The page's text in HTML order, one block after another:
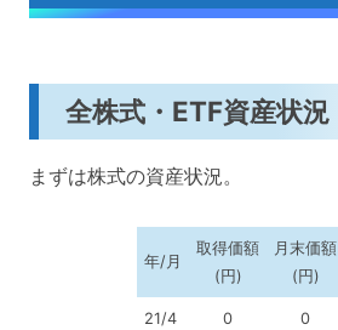
全株式・ETF資産状況
まずは株式の資産状況。
年/月
取得価額
(円)
月末価額
(円)
21/4 0 0